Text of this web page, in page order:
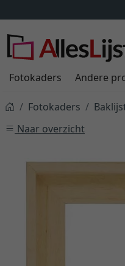
Fotokaders Andere
Fotokaders
Naar overzicht